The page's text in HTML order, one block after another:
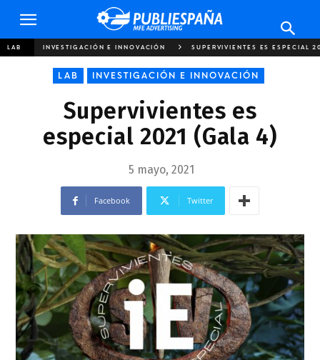
Publiespaña
LAB INVESTIGACIÓN E INNOVACIÓN SUPERVIVIENTES ES ESPECIAL
LAB INVESTIGACIÓN E INNOVACIÓN
Supervivientes es
especial 2021 (Gala 4)
5 mayo, 2021
Facebook Twitter